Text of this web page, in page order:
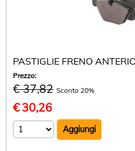
PASTIGLIE FRENO
Prezzo:
€ 37,82 Sconto 20%
€30,26